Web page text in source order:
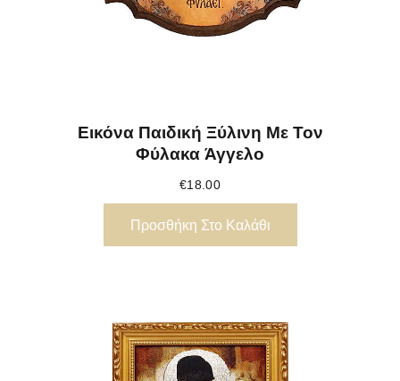
Εικόνα Παιδική Ξύλινη Με Τον
Φύλακα Άγγελο
€18.00
Προσθήκη Στο Καλάθι